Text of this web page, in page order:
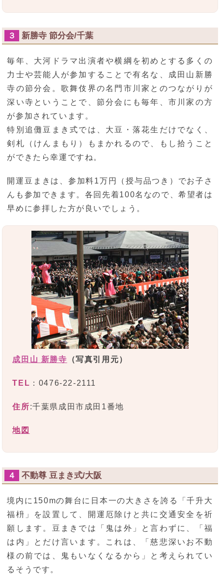
３ 新勝寺 節分会/千葉
毎年、大河ドラマ出演者や横綱を初めとする多くの
力士や芸能人が参加することで有名な、成田山新勝
寺の節分会。歌舞伎界の名門市川家とのつながりが
深い寺ということで、節分会にも毎年、市川家の方
が参加されています。
特別追儺豆まき式では、大豆・落花生だけでなく、
剣札（けんまもり）もまかれるので、もし拾うこと
ができたら幸運ですね。
開運豆まきは、参加料1万円（授与品つき）でお子さ
んも参加できます。各回先着100名なので、希望者は
早めに参拝した方が良いでしょう。
成田山 新勝寺 （写真引用元）
TEL ：0476-22-2111
住所:千葉県成田市成田1番地
地図
４ 不動尊 豆まき式/大阪
境内に150mの舞台に日本一の大きさを誇る「千升大
福枡」を設置して、開運厄除けと共に交通安全を祈
願します。豆まきでは「鬼は外」と言わずに、「福
は内」とだけ言います。これは、「慈悲深いお不動
様の前では、鬼もいなくなるから」と考えられてい
るそうです。